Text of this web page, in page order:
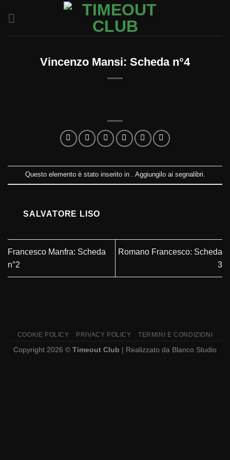
Vincenzo Mansi: Scheda n°4
Questo elemento è stato inserito in . Aggiungilo ai segnalibri.
SALVATORE LISO
Francesco Manfra: Scheda
n°2
Romano Francesco: Scheda
3
COOKIE POLICY PRIVACY POLICY TERMINI E CONDIZIONI
Copyright 2026 © Timeout Club | Realizzato da Blanco Studio